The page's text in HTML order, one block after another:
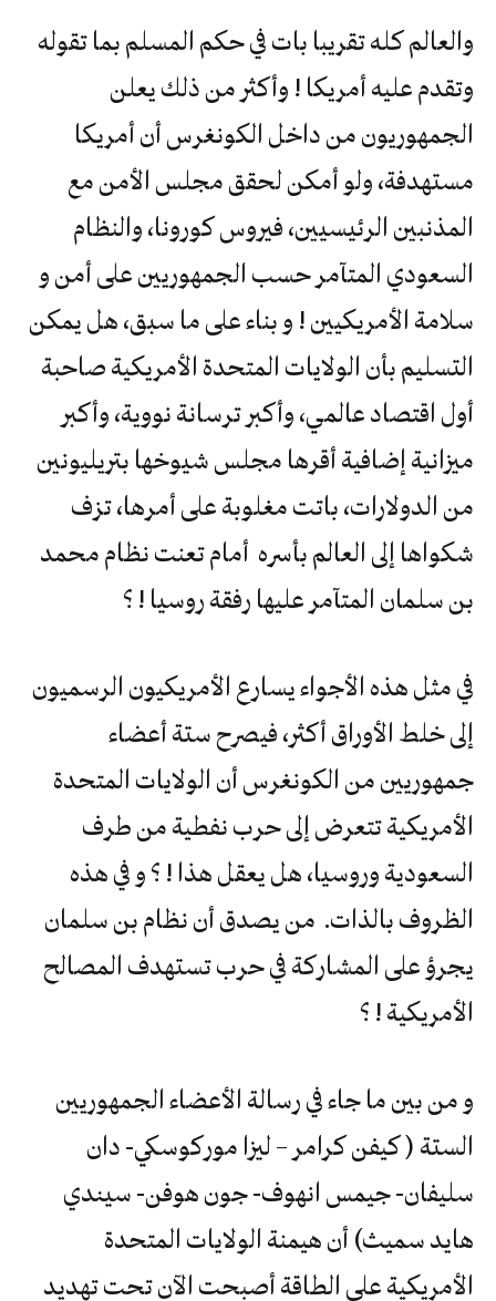
والعالم كله تقريبا بات في حكم المسلم بما تقوله
وتقدم عليه أمريكا ! وأكثر من ذلك يعلن
الجمهوريون من داخل الكونغرس أن أمريكا
مستهدفة، ولو أمكن لحقق مجلس الأمن مع
المذنبين الرئيسيين، فيروس كورونا، والنظام
السعودي المتآمر حسب الجمهوريين على أمن و
سلامة الأمريكيين ! و بناء على ما سبق، هل يمكن
التسليم بأن الولايات المتحدة الأمريكية صاحبة
أول اقتصاد عالمي، وأكبر ترسانة نووية، وأكبر
ميزانية إضافية أقرها مجلس شيوخها بتريليونين
من الدولارات، باتت مغلوبة على أمرها، تزف
شكواها إلى العالم بأسره أمام تعنت نظام محمد
بن سلمان المتآمر عليها رفقة روسيا ! ؟
في مثل هذه الأجواء يسارع الأمريكيون الرسميون
إلى خلط الأوراق أكثر، فيصرح ستة أعضاء
جمهوريين من الكونغرس أن الولايات المتحدة
الأمريكية تتعرض إلى حرب نفطية من طرف
السعودية وروسيا، هل يعقل هذا ! ؟ و في هذه
الظروف بالذات. من يصدق أن نظام بن سلمان
يجرؤ على المشاركة في حرب تستهدف المصالح
الأمريكية ! ؟
و من بين ما جاء في رسالة الأعضاء الجمهوريين
الستة ( كيفن كرامر – ليزا موركوسكي- دان
سليفان- جيمس انهوف- جون هوفن- سيندي
هايد سميث) أن هيمنة الولايات المتحدة
الأمريكية على الطاقة أصبحت الآن تحت تهديد